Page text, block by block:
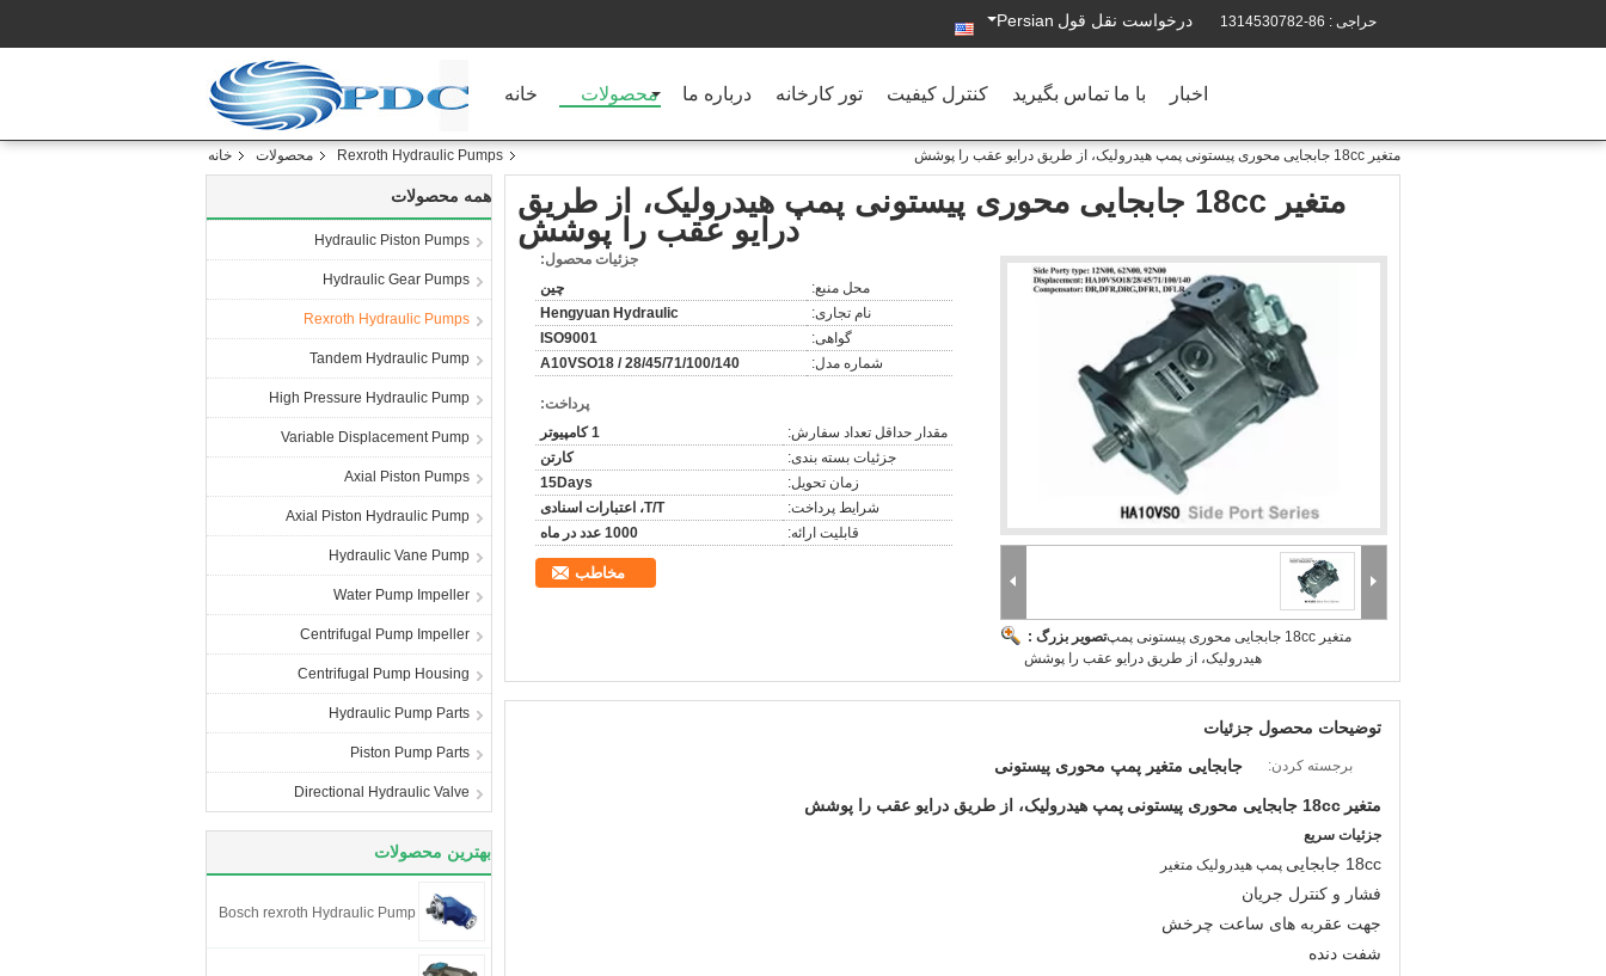
حراجی : 86-1314530782 درخواست نقل قول Persian
خانه محصولات درباره ما تور کارخانه کنترل کیفیت با ما تماس بگیرید اخبار
خانه محصولات Rexroth Hydraulic Pumps متغیر 18cc جابجایی محوری پیستونی پمپ هیدرولیک، از طریق درایو عقب را پوشش
همه محصولات
Hydraulic Piston Pumps
Hydraulic Gear Pumps
Rexroth Hydraulic Pumps
Tandem Hydraulic Pump
High Pressure Hydraulic Pump
Variable Displacement Pump
Axial Piston Pumps
Axial Piston Hydraulic Pump
Hydraulic Vane Pump
Water Pump Impeller
Centrifugal Pump Impeller
Centrifugal Pump Housing
Hydraulic Pump Parts
Piston Pump Parts
Directional Hydraulic Valve
بهترین محصولات
Bosch rexroth Hydraulic Pump
متغیر 18cc جابجایی محوری پیستونی پمپ هیدرولیک، از طریق
درایو عقب را پوشش
تصویر بزرگ :متغیر 18cc جابجایی محوری پیستونی پمپ
هیدرولیک، از طریق درایو عقب را پوشش
جزئیات محصول:
محل منبع:
چین
نام تجاری:
Hengyuan Hydraulic
گواهی:
ISO9001
شماره مدل:
A10VSO18 / 28/45/71/100/140
پرداخت:
مقدار حداقل تعداد سفارش:
1 کامپیوتر
جزئیات بسته بندی:
کارتن
زمان تحویل:
15Days
شرایط پرداخت:
T/T، اعتبارات اسنادی
قابلیت ارائه:
1000 عدد در ماه
مخاطب
توضیحات محصول جزئیات
برجسته کردن: جابجایی متغیر پمپ محوری پیستونی
متغیر 18cc جابجایی محوری پیستونی پمپ هیدرولیک، از طریق درایو عقب را پوشش
جزئیات سریع
18cc جابجایی پمپ هیدرولیک متغیر
فشار و کنترل جریان
جهت عقربه های ساعت چرخش
شفت دنده